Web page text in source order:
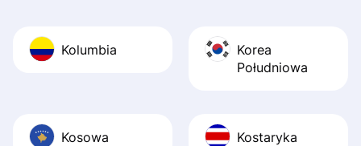
Kolumbia
Korea
Południowa
Kosowa Kostaryka